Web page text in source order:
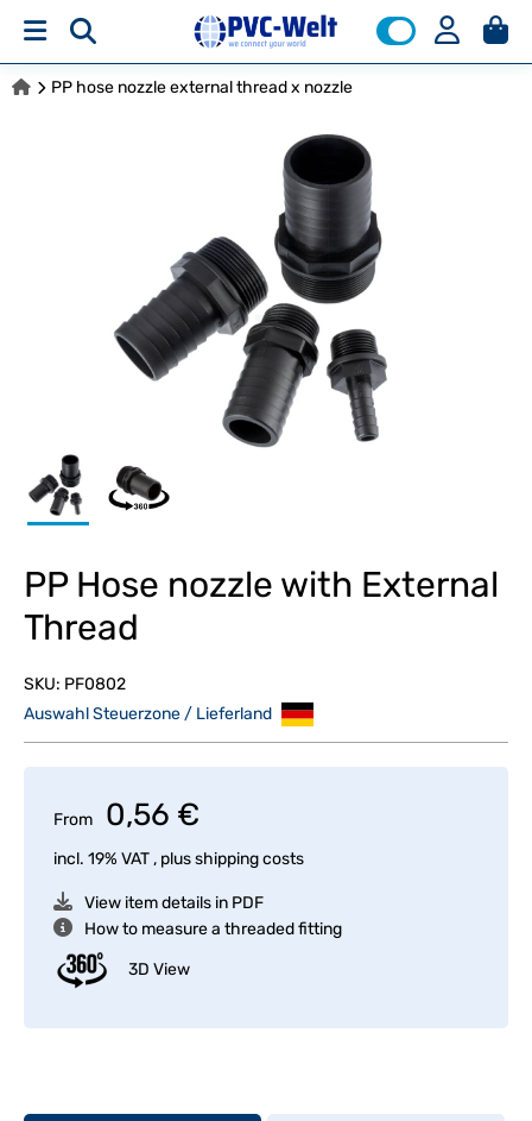
PP hose nozzle external thread x nozzle
PP Hose nozzle with External
Thread
SKU: PF0802
Auswahl Steuerzone / Lieferland
From 0,56 €
incl. 19% VAT , plusshipping costs
View item details in PDF
How to measure a threaded fitting
3D View